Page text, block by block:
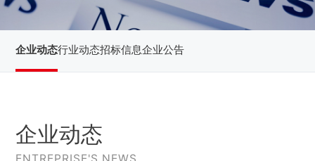
企业动态行业动态招标信息企业公告
企业动态